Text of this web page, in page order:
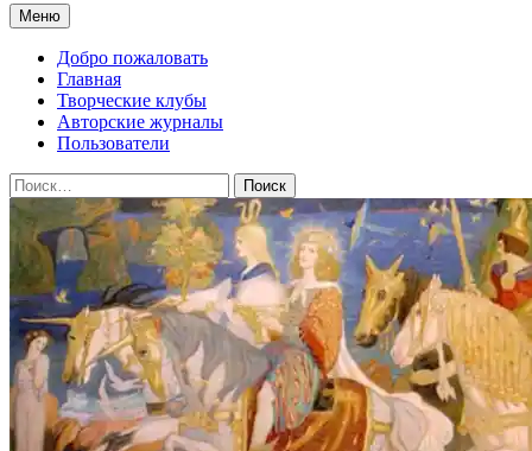
Меню Перейти
к
содержимому
Добро пожаловать
Главная
Творческие клубы
Авторские журналы
Пользователи
Найти: